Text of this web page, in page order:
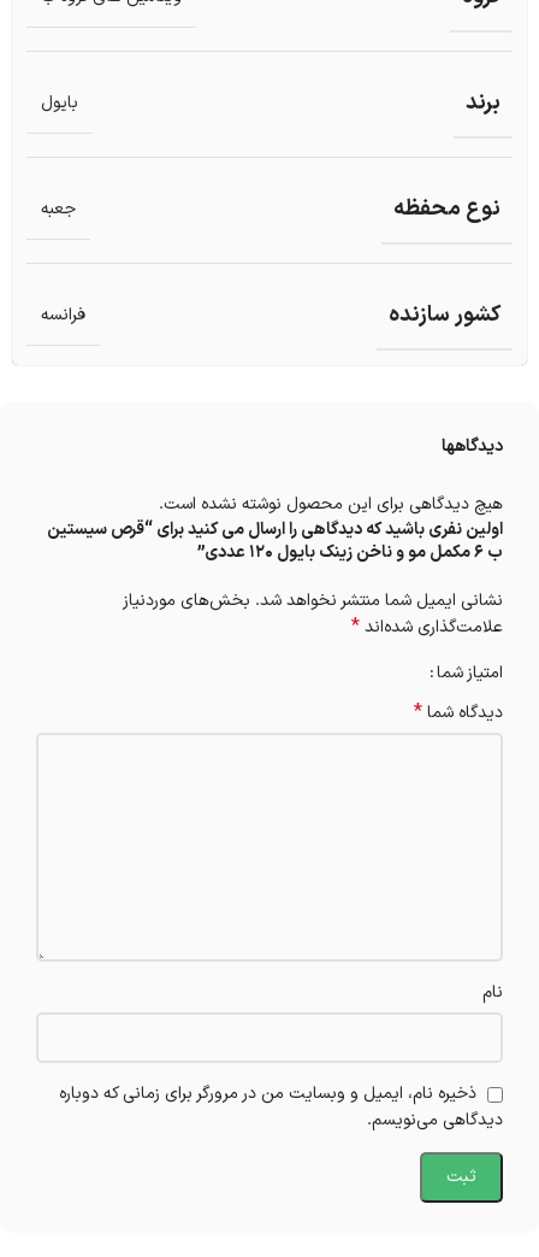
برند بایول
نوع محفظه جعبه
کشور سازنده فرانسه
دیدگاهها
هیچ دیدگاهی برای این محصول نوشته نشده است.
اولین نفری باشید که دیدگاهی را ارسال می کنید برای “قرص سیستین
ب ۶ مکمل مو و ناخن زینک بایول 120 عددی”
نشانی ایمیل شما منتشر نخواهد شد. بخش‌های موردنیاز
علامت‌گذاری شده‌اند*
امتیاز شما
دیدگاه شما*
نام
ذخیره نام، ایمیل و وبسایت من در مرورگر برای زمانی که دوباره
دیدگاهی می‌نویسم.